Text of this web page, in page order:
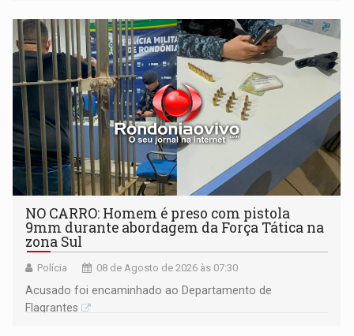
NO CARRO: Homem é preso com pistola
9mm durante abordagem da Força Tática na
zona Sul
Polícia 08 de Agosto de 2026 às 07:30
Acusado foi encaminhado ao Departamento de
Flagrantes